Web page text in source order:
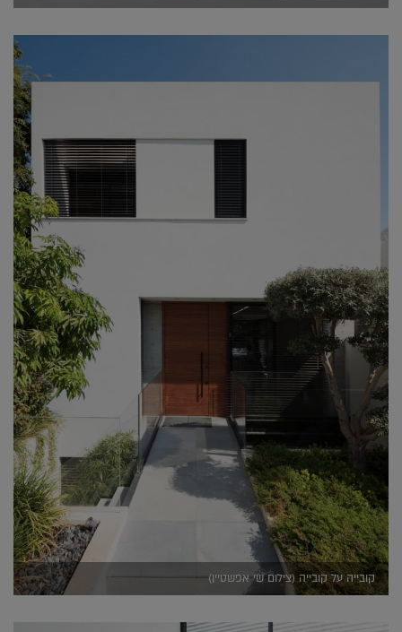
קובייה על קובייה (צילום שי אפשטיין)